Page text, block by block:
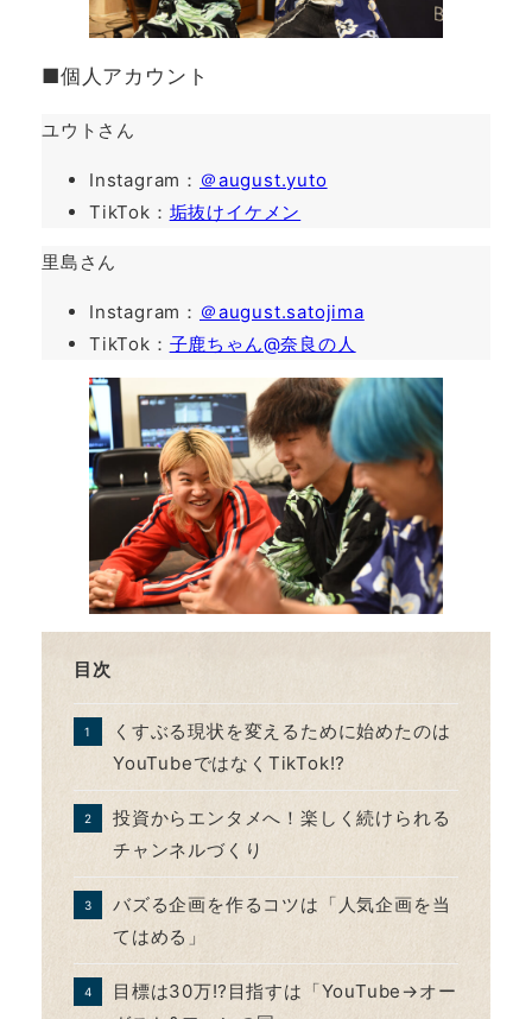
■個人アカウント
ユウトさん
Instagram： ＠august.yuto
TikTok： 垢抜けイケメン
里島さん
Instagram： ＠august.satojima
TikTok： 子鹿ちゃん@奈良の人
目次
くすぶる現状を変えるために始めたのは
YouTubeではなくTikTok⁉
投資からエンタメへ！楽しく続けられる
チャンネルづくり
バズる企画を作るコツは「人気企画を当
てはめる」
目標は30万⁉目指すは「YouTube→オー